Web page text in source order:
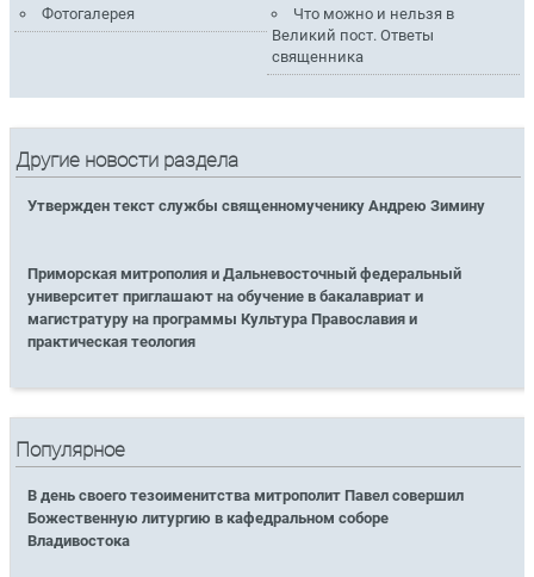
Фотогалерея
Что можно и нельзя в
Великий пост. Ответы
священника
Другие новости раздела
Утвержден текст службы священномученику Андрею Зимину
Приморская митрополия и Дальневосточный федеральный
университет приглашают на обучение в бакалавриат и
магистратуру на программы Культура Православия и
практическая теология
Популярное
В день своего тезоименитства митрополит Павел совершил
Божественную литургию в кафедральном соборе
Владивостока